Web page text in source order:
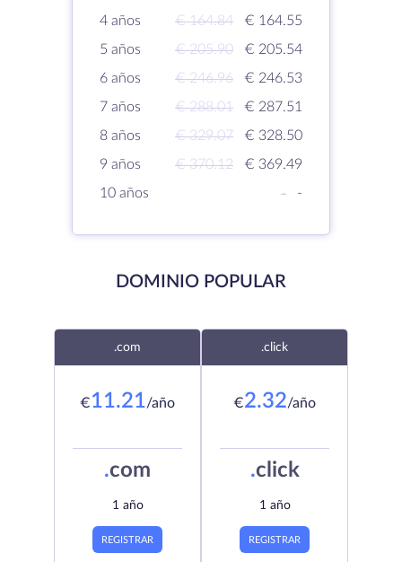
4 años
€ 164.84
€ 164.55
5 años
€ 205.90
€ 205.54
6 años
€ 246.96
€ 246.53
7 años
€ 288.01
€ 287.51
8 años
€ 329.07
€ 328.50
9 años
€ 370.12
€ 369.49
10 años
- -
DOMINIO POPULAR
.com
€11.21/año
.com
1 año
REGISTRAR
.click
€2.32/año
.click
1 año
REGISTRAR